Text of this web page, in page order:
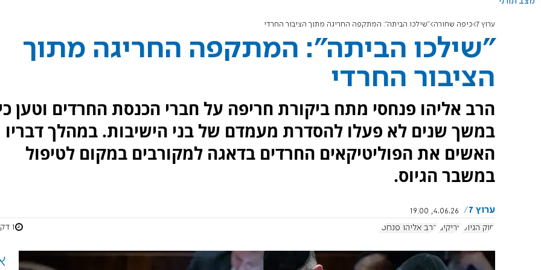
ערוץ 7 כיפה שחורה "שילכו הביתה": המתקפה החריגה מתוך הציבור החרדי
"שילכו הביתה": המתקפה החריגה מתוך
הציבור החרדי
הרב אליהו פנחסי מתח ביקורת חריפה על חברי הכנסת החרדים וטען
במשך שנים לא פעלו להסדרת מעמדם של בני הישיבות. במהלך דבריו
האשים את הפוליטיקאים החרדים בדאגה למקורבים במקום לטיפול
במשבר הגיוס.
ערוץ 7
4.06.26, 19:00
חוק הגיוס
עריקים הרב אליהו פנחסי 1 דקות